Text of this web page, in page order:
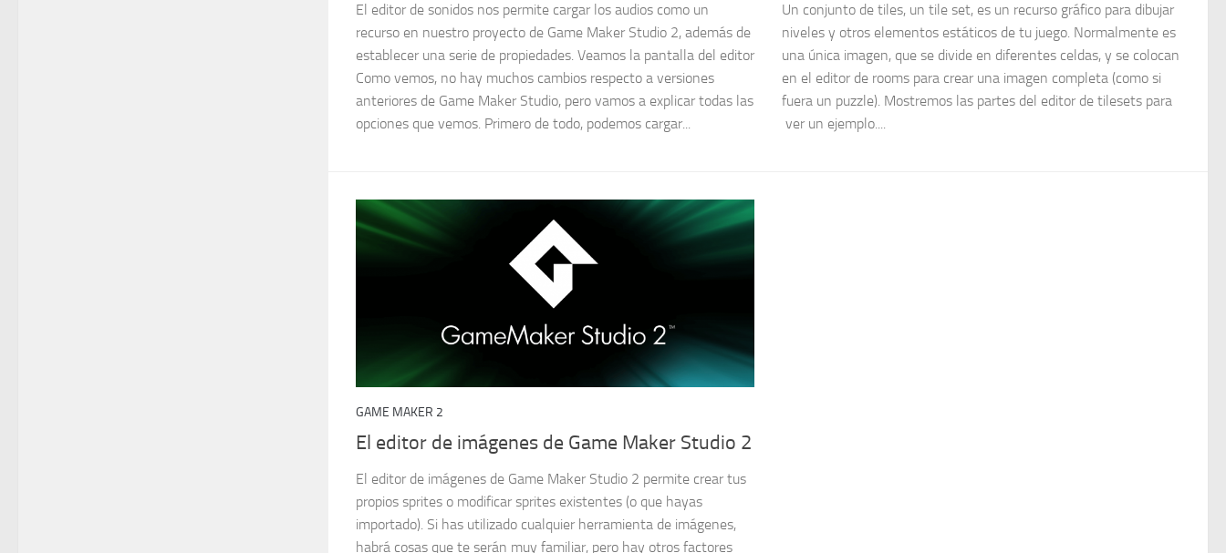
El editor de sonidos nos permite cargar los audios como un
recurso en nuestro proyecto de Game Maker Studio 2, además de
establecer una serie de propiedades. Veamos la pantalla del editor
Como vemos, no hay muchos cambios respecto a versiones
anteriores de Game Maker Studio, pero vamos a explicar todas las
opciones que vemos. Primero de todo, podemos cargar...
Un conjunto de tiles, un tile set, es un recurso gráfico para dibujar
niveles y otros elementos estáticos de tu juego. Normalmente es
una única imagen, que se divide en diferentes celdas, y se colocan
en el editor de rooms para crear una imagen completa (como si
fuera un puzzle). Mostremos las partes del editor de tilesets para
ver un ejemplo....
GAME MAKER 2
El editor de imágenes de Game Maker Studio 2
El editor de imágenes de Game Maker Studio 2 permite crear tus
propios sprites o modificar sprites existentes (o que hayas
importado). Si has utilizado cualquier herramienta de imágenes,
habrá cosas que te serán muy familiar, pero hay otros factores